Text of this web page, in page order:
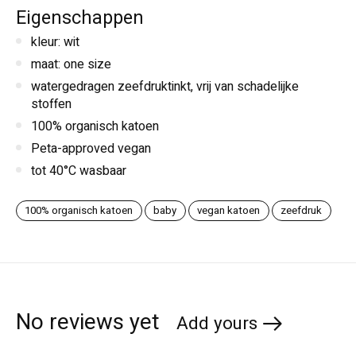
Eigenschappen
kleur: wit
maat: one size
watergedragen zeefdruktinkt, vrij van schadelijke
stoffen
100% organisch katoen
Peta-approved vegan
tot 40°C wasbaar
100% organisch katoen baby vegan katoen zeefdruk
No reviews yet Add yours